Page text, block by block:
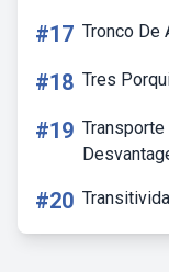
#17 Tronco De
#18 Tres
#19
#20